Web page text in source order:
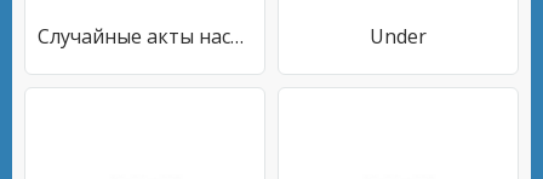
Случайные акты насилия Under